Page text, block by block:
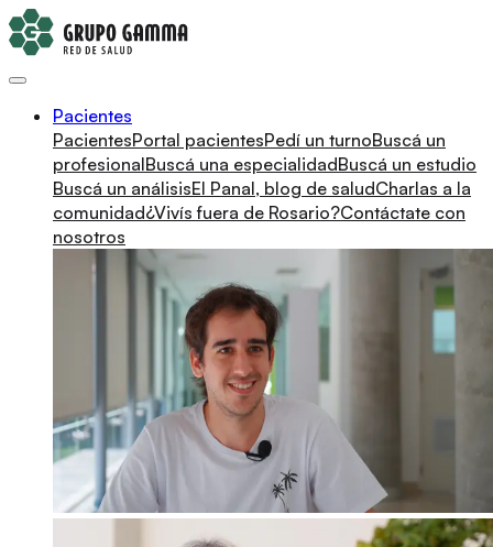
Pacientes
PacientesPortal pacientesPedí un turnoBuscá un
profesionalBuscá una especialidadBuscá un estudio
Buscá un análisisEl Panal, blog de saludCharlas a la
comunidad¿Vivís fuera de Rosario?Contáctate con
nosotros